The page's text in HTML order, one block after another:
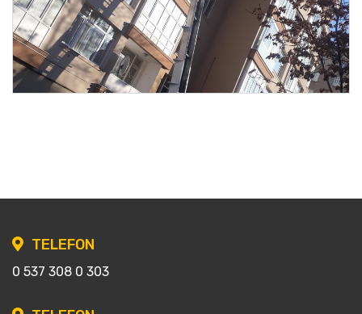
TELEFON
0 537 308 0 303